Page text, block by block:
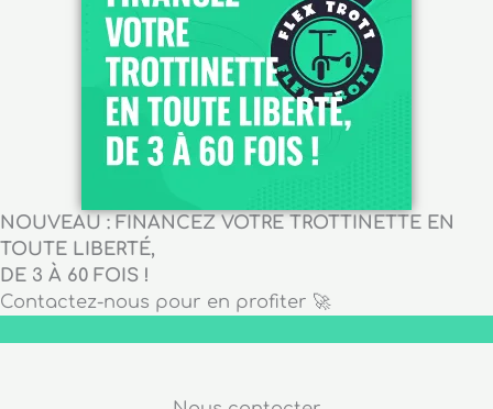
NOUVEAU : FINANCEZ VOTRE TROTTINETTE EN
TOUTE LIBERTÉ,
DE 3 À 60 FOIS !
Contactez-nous pour en profiter 🚀